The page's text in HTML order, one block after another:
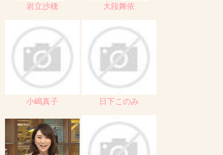
岩立沙穂 大段舞依
小嶋真子 日下このみ